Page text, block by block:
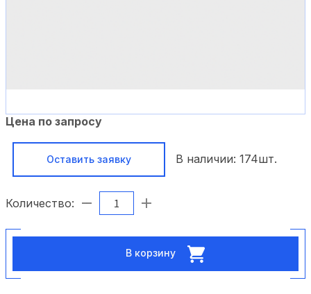
Цена по запросу
Оставить заявку В наличии: 174шт.
Количество:
В корзину